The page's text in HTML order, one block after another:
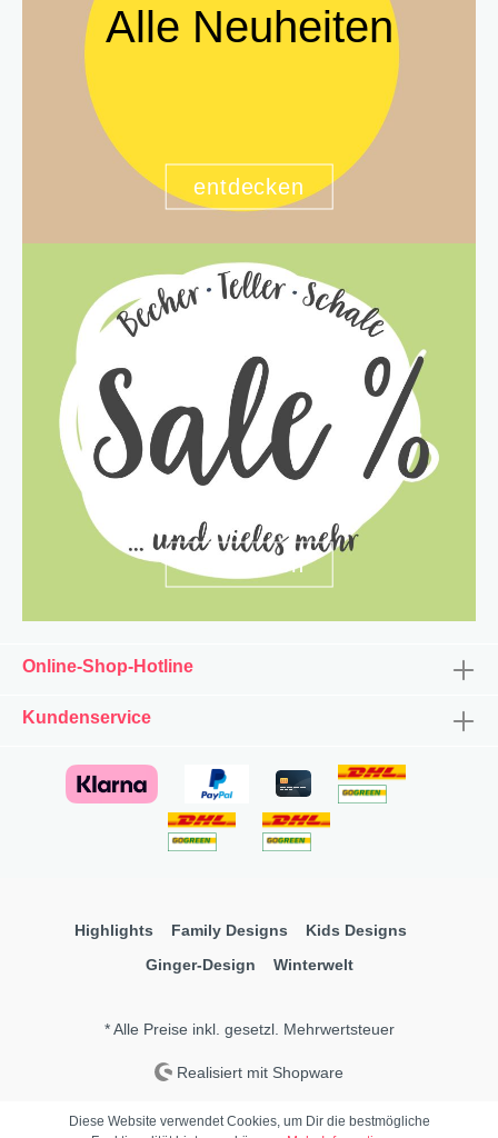
Alle Neuheiten
entdecken
entdecken
Online-Shop-Hotline
Kundenservice
Highlights Family Designs
Kids Designs
Ginger-Design
Winterwelt
* Alle Preise inkl. gesetzl. Mehrwertsteuer
Realisiert mit Shopware
Diese Website verwendet Cookies, um Dir die bestmögliche